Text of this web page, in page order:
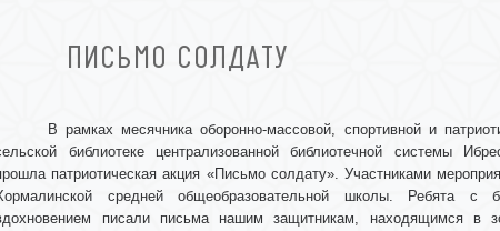
ПИСЬМО СОЛДАТУ
В рамках месячника оборонно-массовой, спортивной и
библиотеке централизованной библиотечной системы
патриотическая акция «Письмо солдату». Участниками
средней общеобразовательной школы. Ребята с
писали письма нашим защитникам, находящимся в